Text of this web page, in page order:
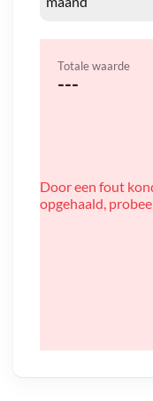
Totale waarde
---
Door een fout
opgehaald,